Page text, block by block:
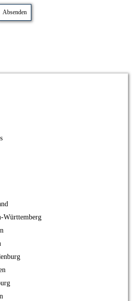
Absenden
Württemberg